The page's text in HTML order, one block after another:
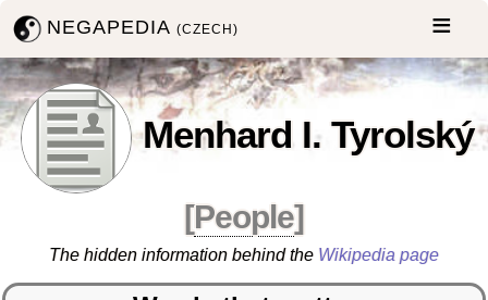
NEGAPEDIA(CZECH)
Menhard I. Tyrolský
[People]
The hidden information behind the Wikipedia page